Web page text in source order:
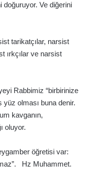
doğuruyor. Ve diğerini
tarikatçılar, narsist
ırkçılar ve narsist
Rabbimiz “birbirinize
olması buna denir.
kavganın,
oluyor.
öğretisi var:
Hz Muhammet.